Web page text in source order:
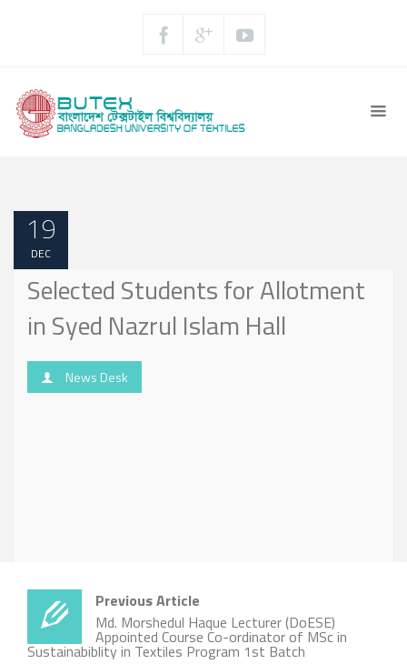
19
DEC
Selected Students for Allotment
in Syed Nazrul Islam Hall
News Desk
Previous Article
Md. Morshedul Haque Lecturer (DoESE)
Appointed Course Co-ordinator of MSc in
Sustainabiblity in Textiles Program 1st Batch